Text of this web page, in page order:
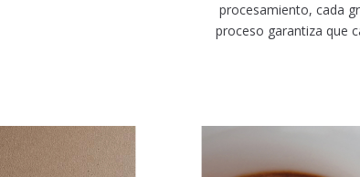
procesamiento, cada
proceso garantiza que